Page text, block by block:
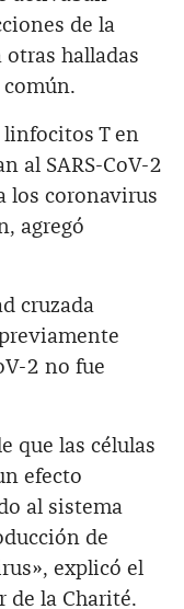
de la
otras halladas
linfocitos T en
al SARS-CoV-2
los coronavirus
agregó
cruzada
2 no fue
que las células
efecto
al sistema
de
explicó el
de la Charité.